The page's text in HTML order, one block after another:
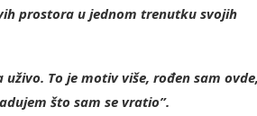
prostora u jednom trenutku svojih
To je motiv više, rođen sam ovde,
što sam se vratio”.